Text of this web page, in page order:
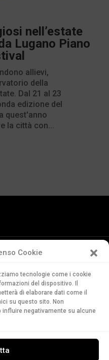
Cookie
tecnologie come i cookie
del dispositivo. Il
di elaborare dati come il
su questo sito. Non
negativamente su alcune
nell’estate
Lugano Piano
allievi,
della
Dal 21 al 23
edizione del
quest'anno
la città con...
Italiana
9
30 40